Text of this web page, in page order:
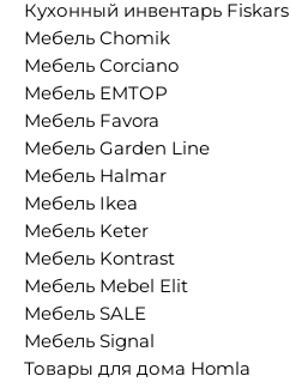
Кухонный инвентарь Fiskars
Мебель Chomik
Мебель Corciano
Мебель EMTOP
Мебель Favora
Мебель Garden Line
Мебель Halmar
Мебель Ikea
Мебель Keter
Мебель Kontrast
Мебель Mebel Elit
Мебель SALE
Мебель Signal
Товары для дома Homla